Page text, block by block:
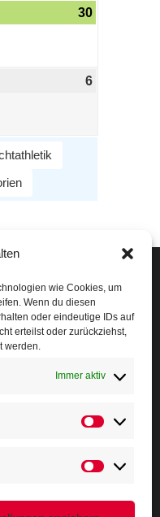
wie Cookies, um
Wenn du diesen
oder eindeutige IDs auf
erteilst oder zurückziehst,
werden.
Immer aktiv
30
6